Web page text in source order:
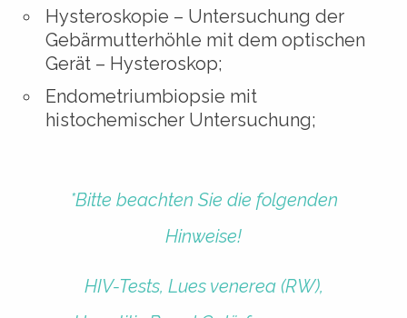
Hysteroskopie – Untersuchung der
Gebärmutterhöhle mit dem optischen
Gerät – Hysteroskop;
Endometriumbiopsie mit
histochemischer Untersuchung;
*Bitte beachten Sie die folgenden
Hinweise!
HIV-Tests, Lues venerea (RW),